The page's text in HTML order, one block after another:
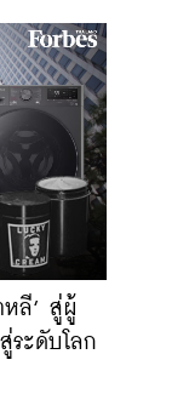
หลี’ สู่ผู้
ระดับโลก